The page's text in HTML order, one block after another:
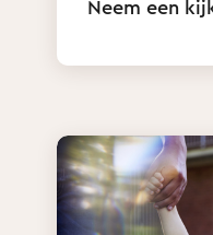
Neem een